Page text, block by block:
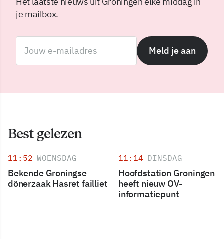
je mailbox.
Meld je aan
Best gelezen
11:52 WOENSDAG
Bekende Groningse
dönerzaak Hasret failliet
11:14 DINSDAG
Hoofdstation Groningen
heeft nieuw OV-
informatiepunt